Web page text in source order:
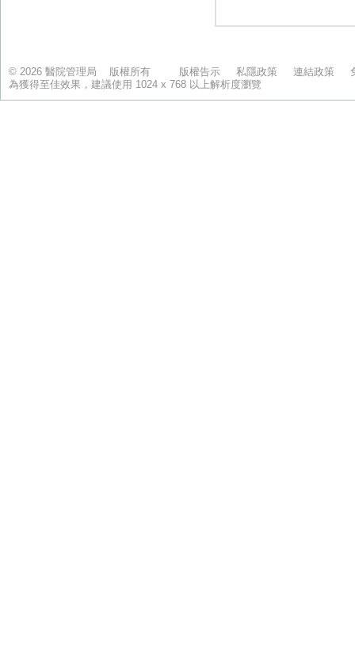
© 2026 醫院管理局 版權所有 版權告示 私隱政策 連結政策
為獲得至佳效果，建議使用 1024 x 768 以上解析度瀏覽